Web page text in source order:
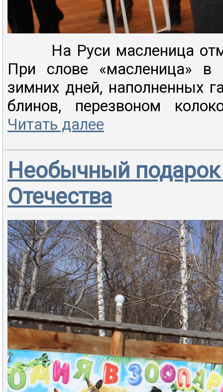
На Руси масленица
При слове «масленица» в
зимних дней, наполненных
блинов, перезвоном
Читать далее
Необычный
Отечества